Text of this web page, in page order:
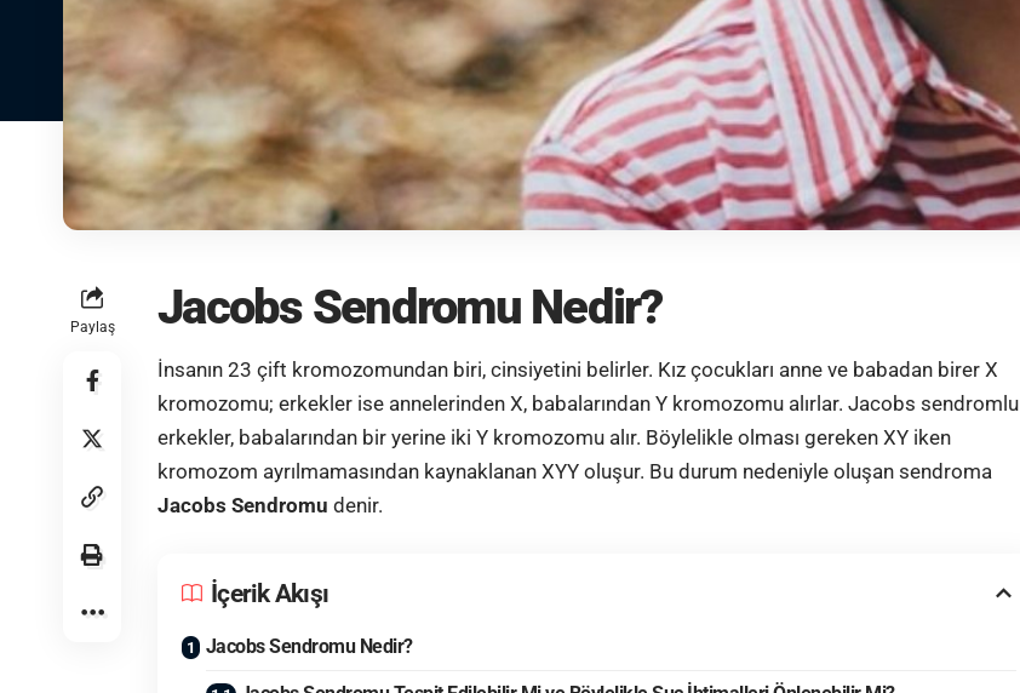
Paylaş Jacobs Sendromu Nedir?
İnsanın 23 çift kromozomundan biri, cinsiyetini belirler. Kız çocukları anne ve babadan birer X
kromozomu; erkekler ise annelerinden X, babalarından Y kromozomu alırlar. Jacobs sendromlu
erkekler, babalarından bir yerine iki Y kromozomu alır. Böylelikle olması gereken XY iken
kromozom ayrılmamasından kaynaklanan XYY oluşur. Bu durum nedeniyle oluşan sendroma
Jacobs Sendromu denir.
İçerik Akışı
Jacobs Sendromu Nedir?